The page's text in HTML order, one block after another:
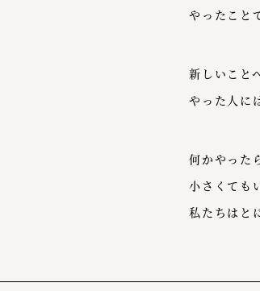
やったこと
新しいこと
やった人に
何かやった
小さくても
私たちはと